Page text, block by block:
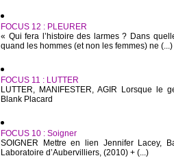
FOCUS 12 : PLEURER
« Qui fera l’histoire des larmes ? Dans
quand les hommes (et non les femmes) ne (...)
FOCUS 11 : LUTTER
LUTTER, MANIFESTER, AGIR Lorsque le
Blank Placard
FOCUS 10 : Soigner
SOIGNER Mettre en lien Jennifer Lacey,
Laboratoire d’Aubervilliers, (2010) + (...)